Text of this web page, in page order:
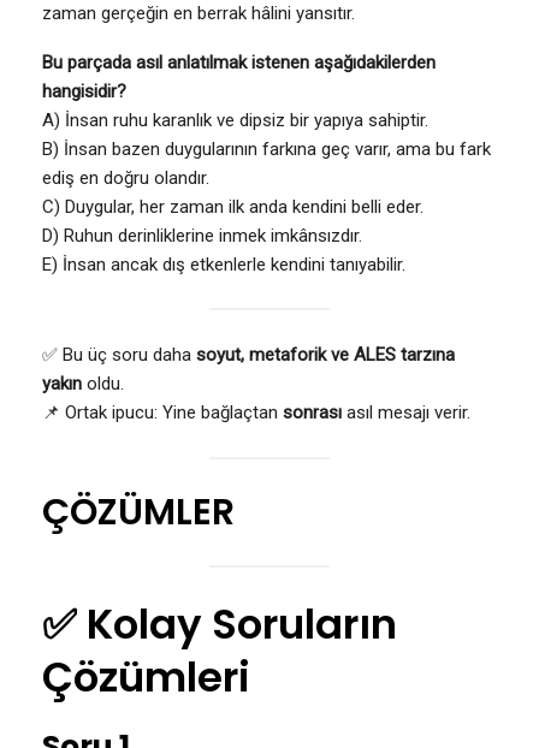
zaman gerçeğin en berrak hâlini yansıtır.
Bu parçada asıl anlatılmak istenen aşağıdakilerden
hangisidir?
A) İnsan ruhu karanlık ve dipsiz bir yapıya sahiptir.
B) İnsan bazen duygularının farkına geç varır, ama bu fark
ediş en doğru olandır.
C) Duygular, her zaman ilk anda kendini belli eder.
D) Ruhun derinliklerine inmek imkânsızdır.
E) İnsan ancak dış etkenlerle kendini tanıyabilir.
✅ Bu üç soru daha soyut, metaforik ve ALES tarzına
yakın oldu.
📌 Ortak ipucu: Yine bağlaçtan sonrası asıl mesajı verir.
ÇÖZÜMLER
✅ Kolay Soruların
Çözümleri